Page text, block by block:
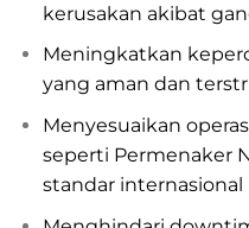
kerusakan akibat
Meningkatkan
yang aman dan
Menyesuaikan
seperti Permenaker
standar internasional